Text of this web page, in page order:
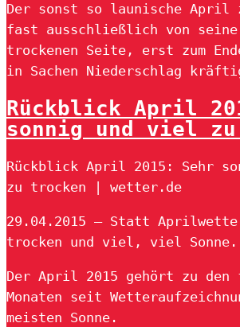
Der sonst so launische April
fast ausschließlich von
trockenen Seite, erst zum
in Sachen Niederschlag
Rückblick April
sonnig und viel
Rückblick April 2015: Sehr
zu trocken | wetter.de
29.04.2015 — Statt
trocken und viel, viel Sonne.
Der April 2015 gehört zu
Monaten seit
meisten Sonne.